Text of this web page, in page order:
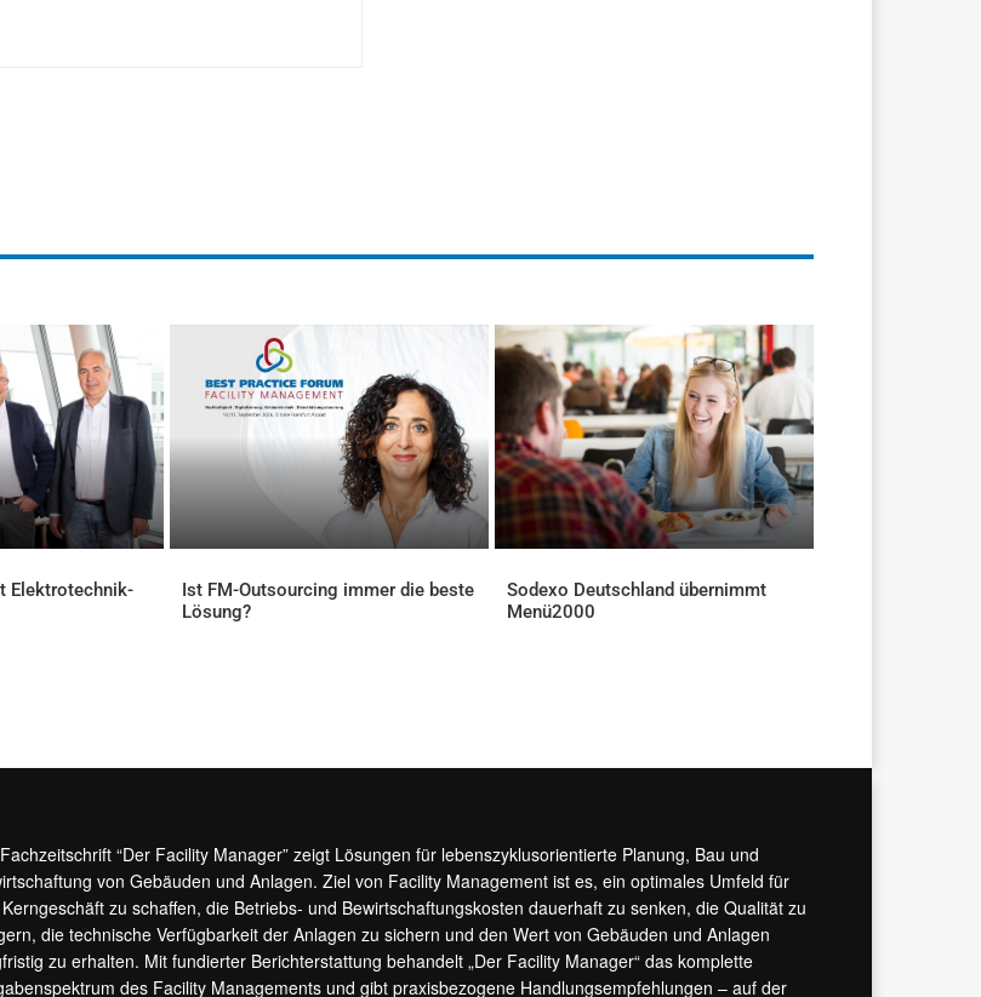
Elektrotechnik-
Ist FM-Outsourcing immer die beste
Lösung?
Sodexo Deutschland übernimmt
Menü2000
“Der Facility Manager” zeigt Lösungen für lebenszyklusorientierte Planung, Bau und
von Gebäuden und Anlagen. Ziel von Facility Management ist es, ein optimales Umfeld für
zu schaffen, die Betriebs- und Bewirtschaftungskosten dauerhaft zu senken, die Qualität zu
die technische Verfügbarkeit der Anlagen zu sichern und den Wert von Gebäuden und Anlagen
zu erhalten. Mit fundierter Berichterstattung behandelt „Der Facility Manager“ das komplette
des Facility Managements und gibt praxisbezogene Handlungsempfehlungen – auf der